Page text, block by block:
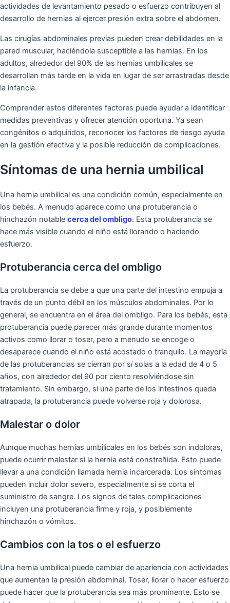
actividades de levantamiento pesado o esfuerzo contribuyen al
desarrollo de hernias al ejercer presión extra sobre el abdomen.
Las cirugías abdominales previas pueden crear debilidades en la
pared muscular, haciéndola susceptible a las hernias. En los
adultos, alrededor del 90% de las hernias umbilicales se
desarrollan más tarde en la vida en lugar de ser arrastradas desde
la infancia.
Comprender estos diferentes factores puede ayudar a identificar
medidas preventivas y ofrecer atención oportuna. Ya sean
congénitos o adquiridos, reconocer los factores de riesgo ayuda
en la gestión efectiva y la posible reducción de complicaciones.
Síntomas de una hernia umbilical
Una hernia umbilical es una condición común, especialmente en
los bebés. A menudo aparece como una protuberancia o
hinchazón notable cerca del ombligo. Esta protuberancia se
hace más visible cuando el niño está llorando o haciendo
esfuerzo.
Protuberancia cerca del ombligo
La protuberancia se debe a que una parte del intestino empuja a
través de un punto débil en los músculos abdominales. Por lo
general, se encuentra en el área del ombligo. Para los bebés, esta
protuberancia puede parecer más grande durante momentos
activos como llorar o toser, pero a menudo se encoge o
desaparece cuando el niño está acostado o tranquilo. La mayoría
de las protuberancias se cierran por sí solas a la edad de 4 o 5
años, con alrededor del 90 por ciento resolviéndose sin
tratamiento. Sin embargo, si una parte de los intestinos queda
atrapada, la protuberancia puede volverse roja y dolorosa.
Malestar o dolor
Aunque muchas hernias umbilicales en los bebés son indoloras,
puede ocurrir malestar si la hernia está constreñida. Esto puede
llevar a una condición llamada hernia incarcerada. Los síntomas
pueden incluir dolor severo, especialmente si se corta el
suministro de sangre. Los signos de tales complicaciones
incluyen una protuberancia firme y roja, y posiblemente
hinchazón o vómitos.
Cambios con la tos o el esfuerzo
Una hernia umbilical puede cambiar de apariencia con actividades
que aumentan la presión abdominal. Toser, llorar o hacer esfuerzo
puede hacer que la protuberancia sea más prominente. Esto se